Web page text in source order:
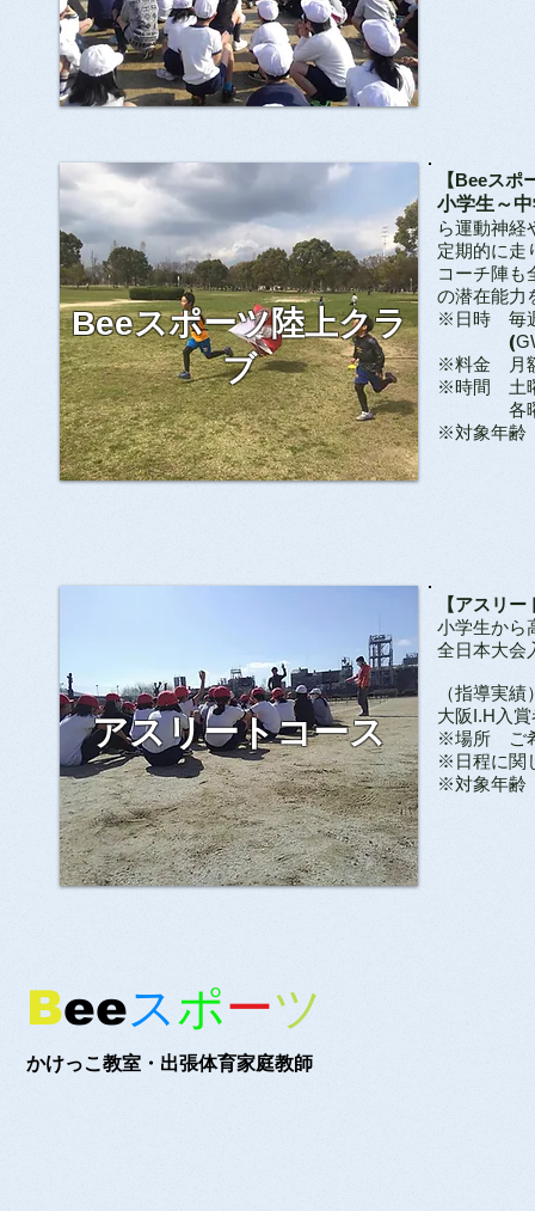
Beeスポーツ陸上クラ
ブ
【Beeスポ
小学生～
ら運動神経
定期的に走
コーチ陣も
の潜在能力
※日時 毎
(
​※料金 月
​※時間 土
各曜日ご
​※対象年齢
​アスリートコース
【アスリ
小学生から
全日本大会
（指導実績
大阪I.H 入
※場所 ご
※日程に関
​※対象年齢
Beeスポーツ
かけっこ教室・出張体育家庭教師